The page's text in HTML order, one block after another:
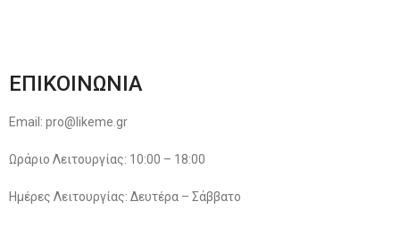
ΕΠΙΚΟΙΝΩΝΙΑ
Email: pro@likeme.gr
Ωράριο Λειτουργίας: 10:00 – 18:00
Ημέρες Λειτουργίας: Δευτέρα – Σάββατο